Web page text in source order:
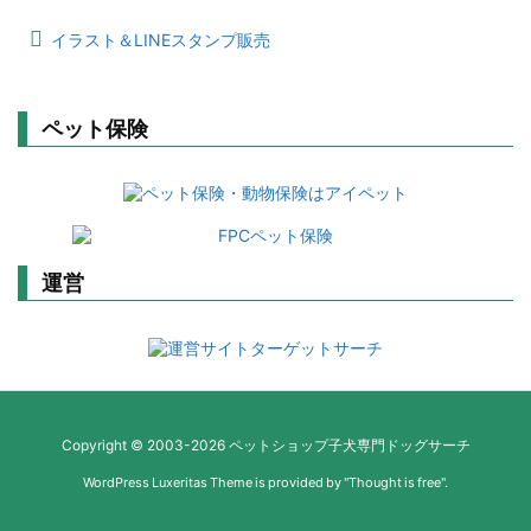
イラスト＆LINEスタンプ販売
ペット保険
運営
Copyright © 2003-2026 ペットショップ子犬専門ドッグサーチ
WordPress Luxeritas Theme is provided by "Thought is free".